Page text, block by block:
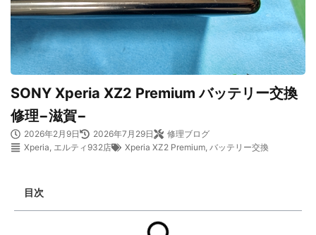
SONY Xperia XZ2 Premium バッテリー交換
修理−滋賀−
2026年2月9日 2026年7月29日
修理ブログ
Xperia, エルティ932店 Xperia XZ2 Premium, バッテリー交換
目次